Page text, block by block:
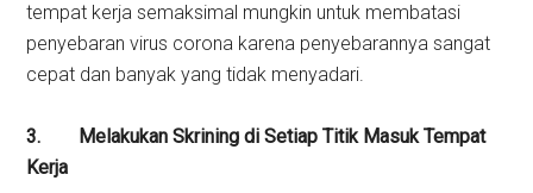
tempat kerja semaksimal mungkin untuk membatasi
penyebaran virus corona karena penyebarannya sangat
cepat dan banyak yang tidak menyadari.
3.
Melakukan Skrining di Setiap Titik Masuk Tempat
Kerja